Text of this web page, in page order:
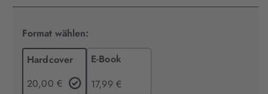
Format wählen:
Hardcover
20,00 €
E-Book
17,99 €